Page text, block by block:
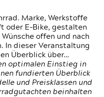
Marke, Werkstoffe
oder E-Bike, gestalten
offen und nach
In dieser Veranstaltung
Überblick über…
optimalen Einstieg in
fundierten Überblick
und Preisklassen und
beinhalten